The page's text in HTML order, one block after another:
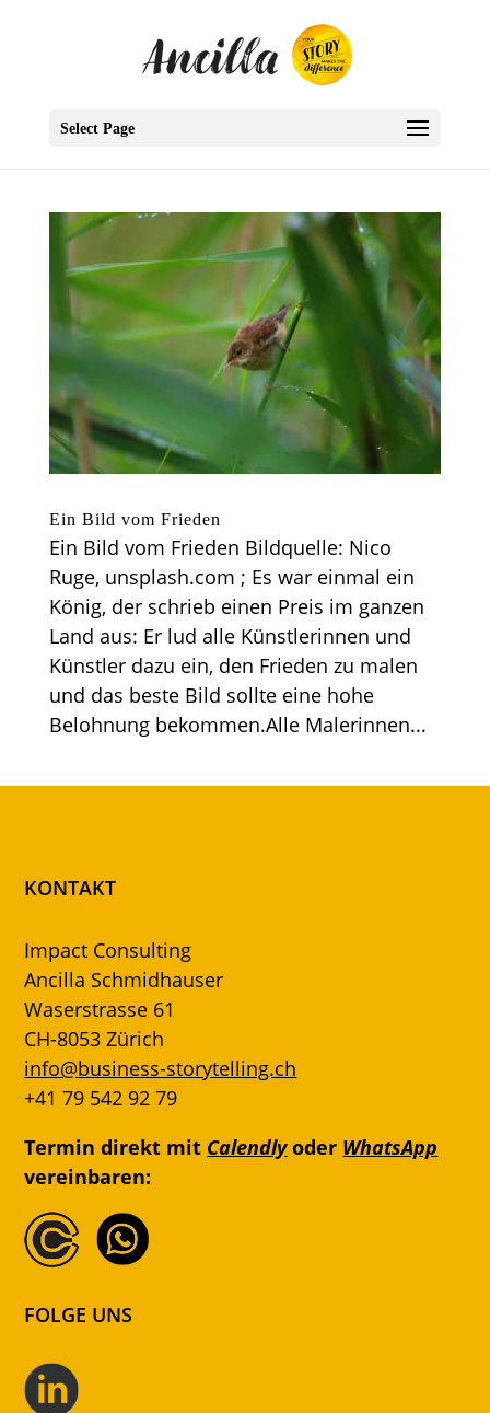
Select Page
Ein Bild vom Frieden
Ein Bild vom Frieden Bildquelle: Nico
Ruge, unsplash.com ; Es war einmal ein
König, der schrieb einen Preis im ganzen
Land aus: Er lud alle Künstlerinnen und
Künstler dazu ein, den Frieden zu malen
und das beste Bild sollte eine hohe
Belohnung bekommen.Alle Malerinnen...
KONTAKT
Impact Consulting
Ancilla Schmidhauser
Waserstrasse 61
CH-8053 Zürich
info@business-storytelling.ch
+41 79 542 92 79
Termin direkt mit Calendlyoder WhatsApp
vereinbaren:
FOLGE UNS